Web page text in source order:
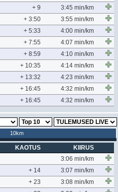
+ 9
3:45 min/km
+ 3:50
3:55 min/km
+ 5:33
4:00 min/km
+ 7:55
4:07 min/km
+ 8:59
4:10 min/km
+ 10:35
4:14 min/km
+ 13:32
4:23 min/km
+ 16:45
4:32 min/km
+ 16:45 4:32 min/km
10km
KAOTUS
KIIRUS
3:06 min/km
+ 14
3:07 min/km
+ 23
3:08 min/km